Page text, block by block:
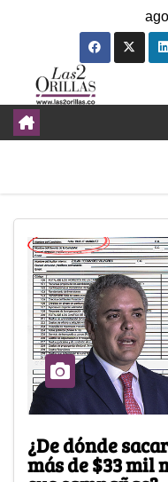
¿De dónde
más de $33 mil